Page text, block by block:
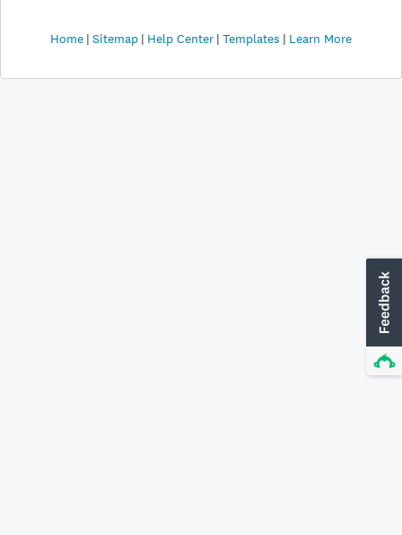
Home Sitemap Help Center Templates Learn More